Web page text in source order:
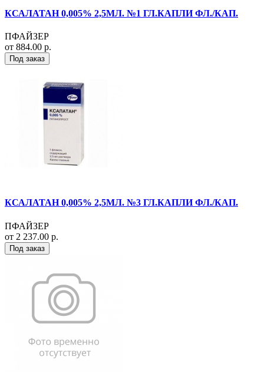
КСАЛАТАН 0,005% 2,5МЛ. №1 ГЛ.КАПЛИ ФЛ./КАП.
ПФАЙЗЕР
от 884.00 р.
Под заказ
КСАЛАТАН 0,005% 2,5МЛ. №3 ГЛ.КАПЛИ ФЛ./КАП.
ПФАЙЗЕР
от 2 237.00 р.
Под заказ